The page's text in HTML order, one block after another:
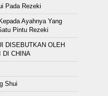
Pada Rezeki
Ayahnya Yang
Pintu Rezeki
DISEBUTKAN OLEH
DI CHINA
Shui